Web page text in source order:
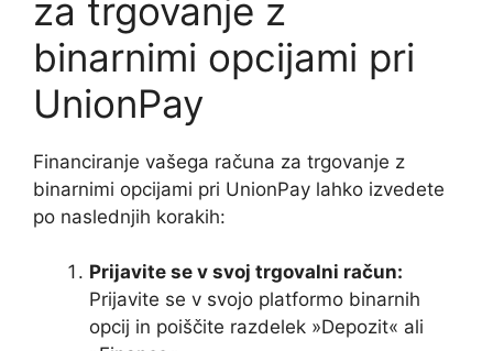
za trgovanje z
binarnimi opcijami pri
UnionPay
Financiranje vašega računa za trgovanje z
binarnimi opcijami pri UnionPay lahko izvedete
po naslednjih korakih:
Prijavite se v svoj trgovalni račun:
Prijavite se v svojo platformo binarnih
opcij in poiščite razdelek »Depozit« ali